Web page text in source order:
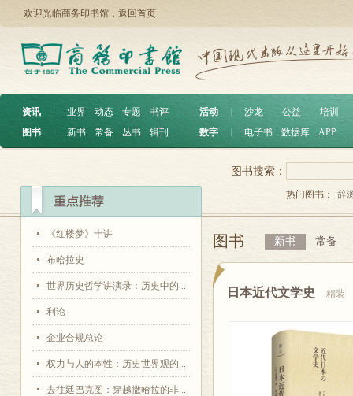
欢迎光临商务印书馆， 返回首页
资讯 ︱ 业界 动态 专题
书评
图书
︱ 新书 常备 丛书 辑刊
活动 沙龙 公益
培训
数字
电子书 数据库 APP
《红楼梦》十讲
布哈拉史
世界历史哲学讲演录：历史中的...
利论
企业合规总论
权力与人的本性：历史世界观的...
去往廷巴克图：穿越撒哈拉的非...
图书搜索：
热门图书： 辞
图书 新书 常备
日本近代文学史 精装